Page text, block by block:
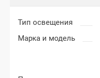
Тип освещения
Марка и модель